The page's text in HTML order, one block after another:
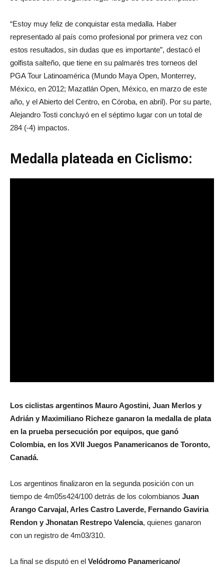
“Estoy muy feliz de conquistar esta medalla. Haber
representado al país como profesional por primera vez con
estos resultados, sin dudas que es importante”, destacó el
golfista salteño, que tiene en su palmarés tres torneos del
PGA Tour Latinoamérica (Mundo Maya Open, Monterrey,
México, en 2012; Mazatlán Open, México, en marzo de este
año, y el Abierto del Centro, en Córoba, en abril). Por su parte,
Alejandro Tosti concluyó en el séptimo lugar con un total de
284 (-4) impactos.
Medalla plateada en Ciclismo:
Los ciclistas argentinos Mauro Agostini, Juan Merlos y
Adrián y Maximiliano Richeze ganaron la medalla de plata
en la prueba persecución por equipos, que ganó
Colombia, en los XVII Juegos Panamericanos de Toronto,
Canadá.
Los argentinos finalizaron en la segunda posición con un
tiempo de 4m05s424/100 detrás de los colombianos Juan
Arango Carvajal, Arles Castro Laverde, Fernando Gaviria
Rendon y Jhonatan Restrepo Valencia, quienes ganaron
con un registro de 4m03/310.
La final se disputó en el Velódromo Panamericano/